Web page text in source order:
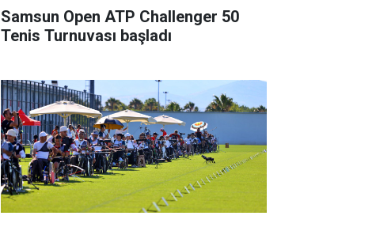
Samsun Open ATP Challenger 50
Tenis Turnuvası başladı